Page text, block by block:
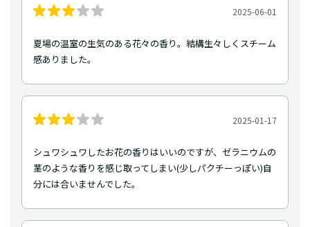
2025-06-01
夏場の温室の生気のある花々の香り。結構生々しくスチーム
感ありました。
2025-01-17
シュワシュワしたお花の香りはいいのですが、ゼラニウムの
茎のような香りを感じ取ってしまい(少しパクチーっぽい)自
分には合いませんでした。